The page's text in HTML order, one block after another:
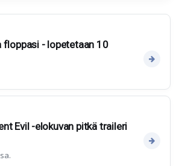
floppasi - lopetetaan 10
Evil -elokuvan pitkä traileri